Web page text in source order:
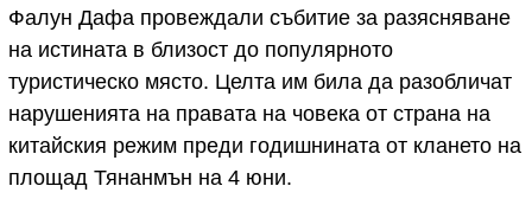
Фалун Дафа провеждали събитие за разясняване
на истината в близост до популярното
туристическо място. Целта им била да разобличат
нарушенията на правата на човека от страна на
китайския режим преди годишнината от клането на
площад Тянанмън на 4 юни.